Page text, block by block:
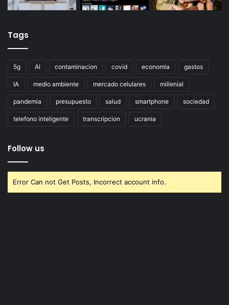
Tags
5g AI contaminacion covid economia gastos
IA medio ambiente mercado celulares millenial
pandemia presupuesto salud smartphone sociedad
telefono inteligente transcripcion ucrania
Follow us
Error Can not Get Posts, Incorrect account info.